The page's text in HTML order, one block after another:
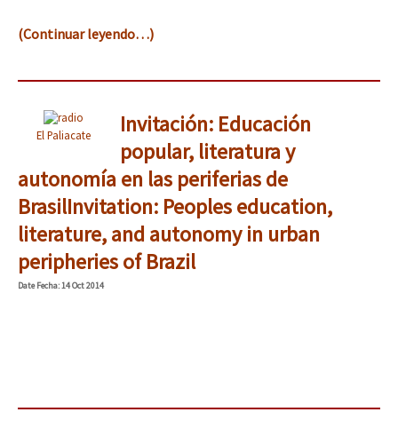
(Continuar leyendo…)
El Paliacate
Invitación: Educación
popular, literatura y
autonomía en las periferias de
BrasilInvitation: Peoples education,
literature, and autonomy in urban
peripheries of Brazil
DateFecha: 14 Oct 2014